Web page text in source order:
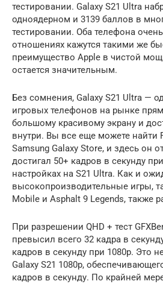
тестировании. Galaxy S21 Ultra
одноядерном и 3139 баллов в
тестировании. Оба телефона
отношениях кажутся такими же
преимущество Apple в чистой
остается значительным.
Без сомнения, Galaxy S21 Ultra —
игровых телефонов на рынке
большому красивому экрану и
внутри. Вы все еще можете найти
Samsung Galaxy Store, и здесь он
достигал 50+ кадров в секунду
настройках на S21 Ultra. Как и
высокопроизводительные игры,
Mobile и Asphalt 9 Legends, также
При разрешении QHD + тест
превысил всего 32 кадра в
кадров в секунду при 1080p. Это
Galaxy S21 1080p,
кадров в секунду. По крайней